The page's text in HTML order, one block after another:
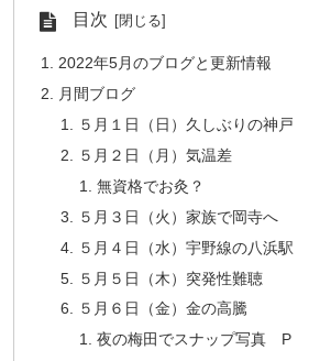
目次
2022年5月のブログと更新情報
月間ブログ
５月１日（日）久しぶりの神戸
５月２日（月）気温差
無資格でお灸？
５月３日（火）家族で岡寺へ
５月４日（水）宇野線の八浜駅
５月５日（木）突発性難聴
５月６日（金）金の高騰
夜の梅田でスナップ写真 P